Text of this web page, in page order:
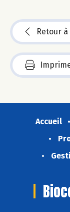
Retour
Accueil